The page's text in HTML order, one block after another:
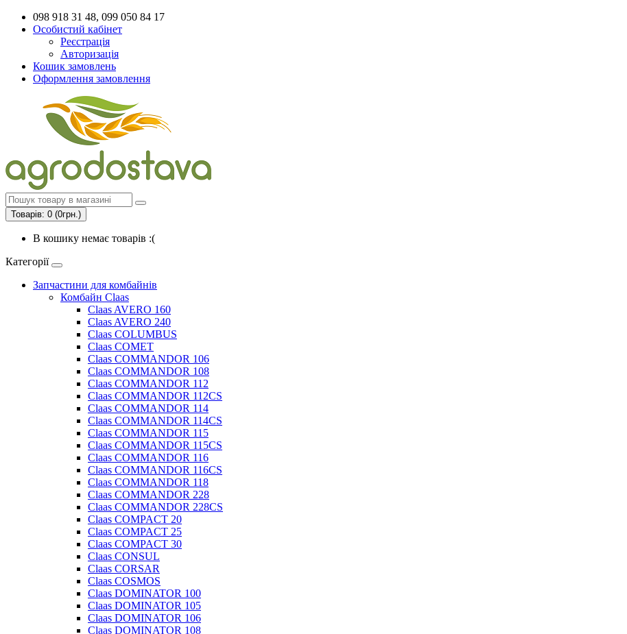
098 918 31 48, 099 050 84 17
Особистий кабінет
Реєстрація
Авторизація
Кошик замовлень
Оформлення замовлення
Товарів: 0 (0грн.)
В кошику немає товарів :(
Категорії
Запчастини для комбайнів
Комбайн Claas
Claas AVERO 160
Claas AVERO 240
Claas COLUMBUS
Claas COMET
Claas COMMANDOR 106
Claas COMMANDOR 108
Claas COMMANDOR 112
Claas COMMANDOR 112CS
Claas COMMANDOR 114
Claas COMMANDOR 114CS
Claas COMMANDOR 115
Claas COMMANDOR 115CS
Claas COMMANDOR 116
Claas COMMANDOR 116CS
Claas COMMANDOR 118
Claas COMMANDOR 228
Claas COMMANDOR 228CS
Claas COMPACT 20
Claas COMPACT 25
Claas COMPACT 30
Claas CONSUL
Claas CORSAR
Claas COSMOS
Claas DOMINATOR 100
Claas DOMINATOR 105
Claas DOMINATOR 106
Claas DOMINATOR 108